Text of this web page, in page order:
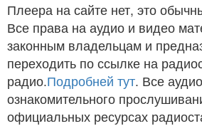
Плеера на сайте нет, это
Все права на аудио и видео
законным владельцам и
переходить по ссылке на
радио.Подробней тут. Все
ознакомительного
официальных ресурсах